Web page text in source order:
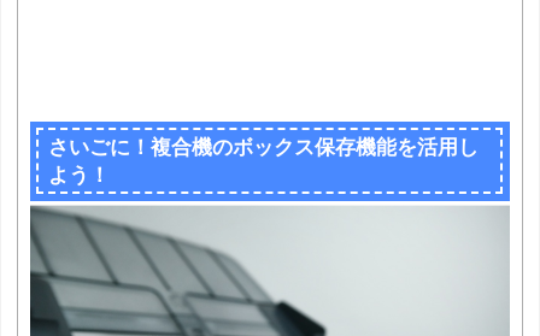
さいごに！複合機のボックス保存機能を活用し
よう！